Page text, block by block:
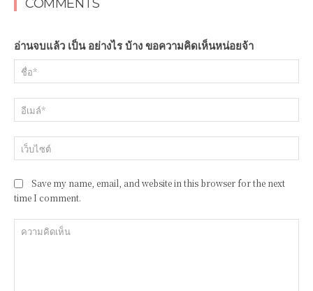
COMMENTS
อ่านจบแล้ว เป็น อย่างไร บ้าง ขอความคิดเห็นหน่อยจ้า
Save my name, email, and website in this browser for the next
time I comment.